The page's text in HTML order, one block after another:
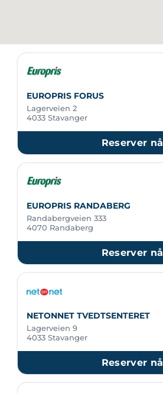
EUROPRIS FORUS
Lagerveien 2
4033 Stavanger
Reserver nå
EUROPRIS RANDABERG
Randabergveien 333
4070 Randaberg
Reserver nå
NETONNET TVEDTSENTERET
Lagerveien 9
4033 Stavanger
Reserver nå